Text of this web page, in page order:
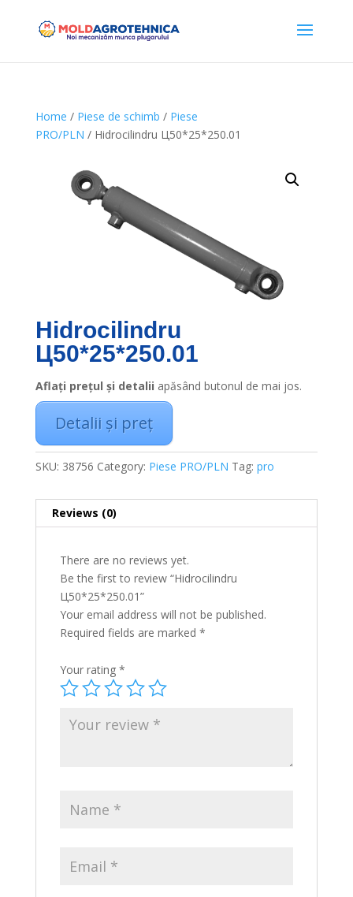
Home / Piese de schimb / Piese
PRO/PLN / Hidrocilindru Ц50*25*250.01
Hidrocilindru
Ц50*25*250.01
Aflați prețul și detalii apăsând butonul de mai jos.
Detalii și preț
SKU: 38756 Category: Piese PRO/PLN Tag: pro
Reviews (0)
There are no reviews yet.
Be the first to review “Hidrocilindru
Ц50*25*250.01”
Your email address will not be published.
Required fields are marked *
Your rating *